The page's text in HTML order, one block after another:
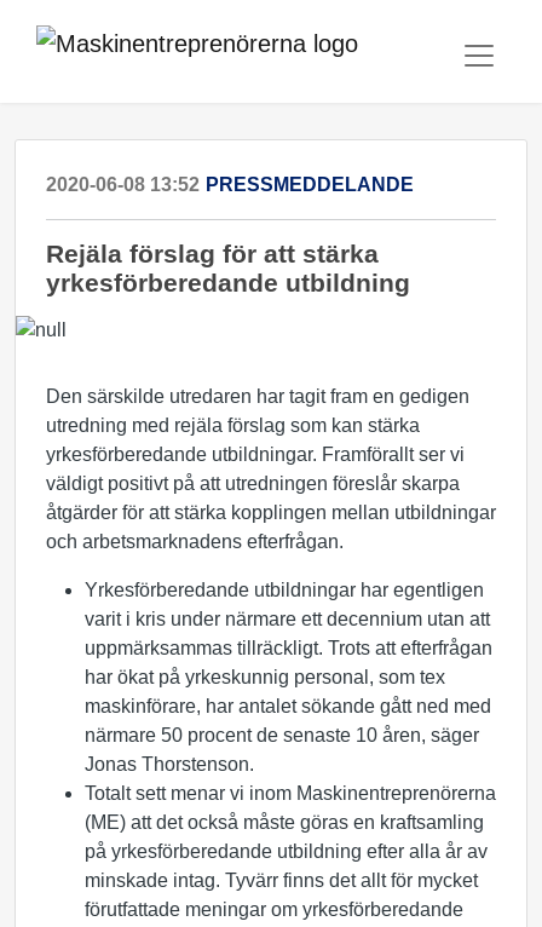
2020-06-08 13:52 PRESSMEDDELANDE
Rejäla förslag för att stärka
yrkesförberedande utbildning
Den särskilde utredaren har tagit fram en gedigen
utredning med rejäla förslag som kan stärka
yrkesförberedande utbildningar. Framförallt ser vi
väldigt positivt på att utredningen föreslår skarpa
åtgärder för att stärka kopplingen mellan utbildningar
och arbetsmarknadens efterfrågan.
Yrkesförberedande utbildningar har egentligen
varit i kris under närmare ett decennium utan att
uppmärksammas tillräckligt. Trots att efterfrågan
har ökat på yrkeskunnig personal, som tex
maskinförare, har antalet sökande gått ned med
närmare 50 procent de senaste 10 åren, säger
Jonas Thorstenson.
Totalt sett menar vi inom Maskinentreprenörerna
(ME) att det också måste göras en kraftsamling
på yrkesförberedande utbildning efter alla år av
minskade intag. Tyvärr finns det allt för mycket
förutfattade meningar om yrkesförberedande